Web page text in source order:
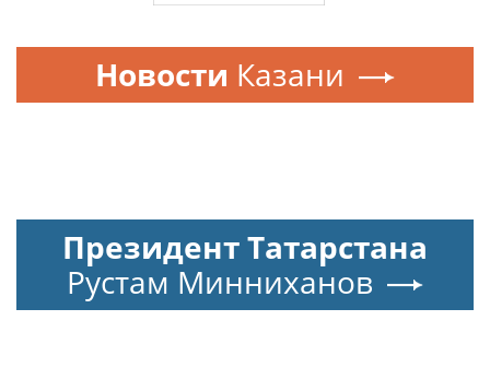
Новости Казани
Президент Татарстана
Рустам Минниханов